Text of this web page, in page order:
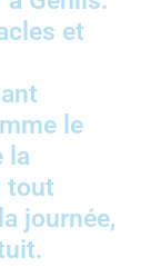
et
le
la
tout
journée,